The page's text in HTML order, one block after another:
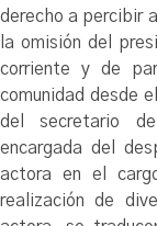
derecho a percibir
la omisión del
corriente y de
comunidad desde
del secretario
encargada del
actora en el
realización de